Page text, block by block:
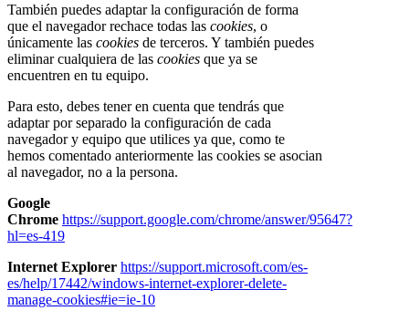
También puedes adaptar la configuración de forma
que el navegador rechace todas las cookies, o
únicamente las cookies de terceros. Y también puedes
eliminar cualquiera de las cookies que ya se
encuentren en tu equipo.
Para esto, debes tener en cuenta que tendrás que
adaptar por separado la configuración de cada
navegador y equipo que utilices ya que, como te
hemos comentado anteriormente las cookies se asocian
al navegador, no a la persona.
Google
Chrome https://support.google.com/chrome/answer/95647?
hl=es-419
Internet Explorer https://support.microsoft.com/es-
es/help/17442/windows-internet-explorer-delete-
manage-cookies#ie=ie-10